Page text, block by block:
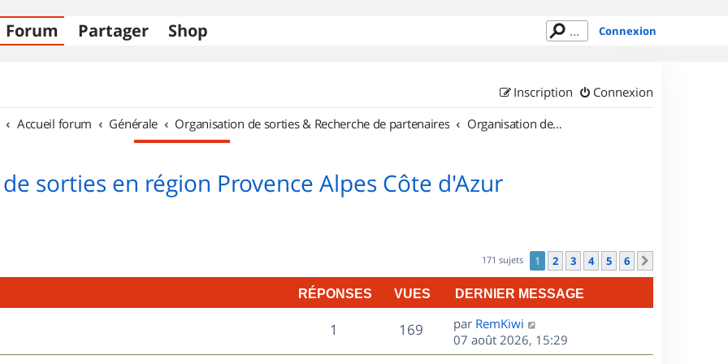
Forum Partager Shop Connexion
Connexion
Inscription
Accueil forum Générale Organisation de sorties & Recherche de partenaires Organisation de sorties en région Provence Alpes Côte d'Azur
sorties en région Provence Alpes Côte d'Azur
171 sujets 1 2 3 4 5 6
RÉPONSES VUES DERNIER MESSAGE
1
é
169V
u
D
e
r
par RemKiwi
07 août 2026, 15:29